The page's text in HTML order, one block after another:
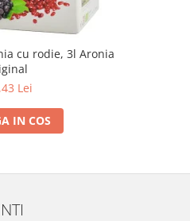
cu rodie, 3l Aronia
Lei
IN COS